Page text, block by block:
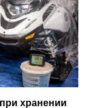
хранении